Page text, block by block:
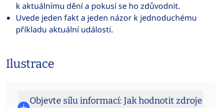
k aktuálnímu dění a pokusí se ho zdůvodnit.
Uvede jeden fakt a jeden názor k jednoduchému
příkladu aktuální události.
Ilustrace
Objevte sílu informací: Jak hodnotit zdroje